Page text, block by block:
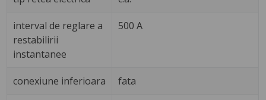
interval de reglare a
restabilirii
instantanee
500 A
conexiune inferioara fata